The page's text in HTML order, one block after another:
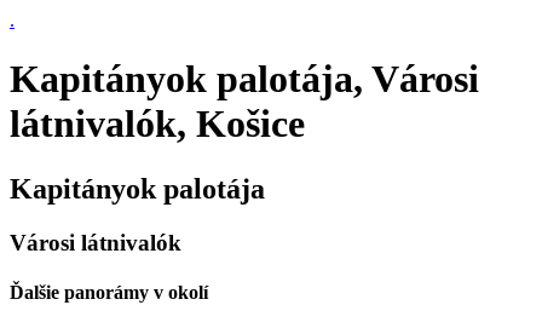
.
Kapitányok palotája, Városi
látnivalók, Košice
Kapitányok palotája
Városi látnivalók
Ďalšie panorámy v okolí